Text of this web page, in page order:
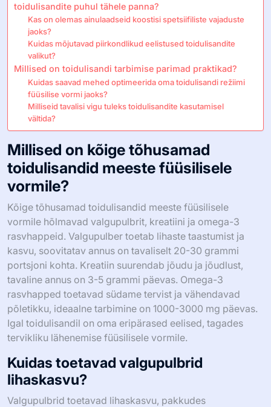
toidulisandite puhul tähele panna?
Kas on olemas ainulaadseid koostisi spetsiifiliste vajaduste
jaoks?
Kuidas mõjutavad piirkondlikud eelistused toidulisandite
valikut?
Millised on toidulisandi tarbimise parimad praktikad?
Kuidas saavad mehed optimeerida oma toidulisandi režiimi
füüsilise vormi jaoks?
Milliseid tavalisi vigu tuleks toidulisandite kasutamisel
vältida?
Millised on kõige tõhusamad
toidulisandid meeste füüsilisele
vormile?
Kõige tõhusamad toidulisandid meeste füüsilisele
vormile hõlmavad valgupulbrit, kreatiini ja omega-3
rasvhappeid. Valgupulber toetab lihaste taastumist ja
kasvu, soovitatav annus on tavaliselt 20-30 grammi
portsjoni kohta. Kreatiin suurendab jõudu ja jõudlust,
tavaline annus on 3-5 grammi päevas. Omega-3
rasvhapped toetavad südame tervist ja vähendavad
põletikku, ideaalne tarbimine on 1000-3000 mg päevas.
Igal toidulisandil on oma eripärased eelised, tagades
tervikliku lähenemise füüsilisele vormile.
Kuidas toetavad valgupulbrid
lihaskasvu?
Valgupulbrid toetavad lihaskasvu, pakkudes